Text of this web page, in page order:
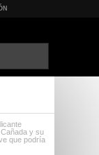
y su
que podría